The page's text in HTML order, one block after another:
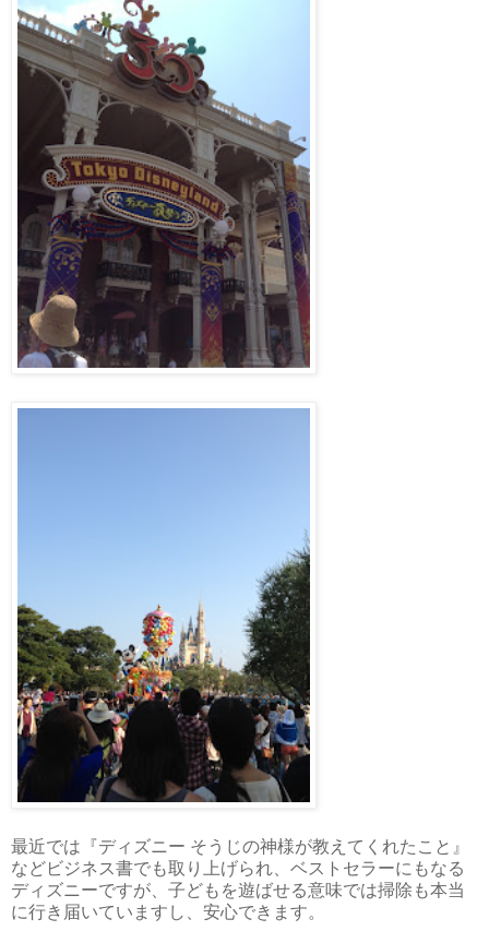
最近では『ディズニー そうじの神様が教えてくれたこと』
などビジネス書でも取り上げられ、ベストセラーにもなる
ディズニーですが、子どもを遊ばせる意味では掃除も本当
に行き届いていますし、安心できます。